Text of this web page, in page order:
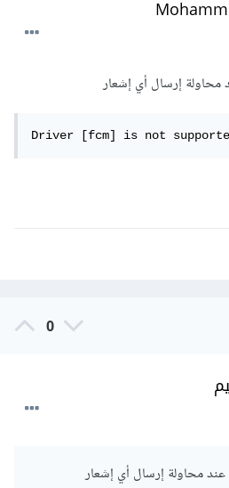
إرسال أي إشعار
Driver [fcm] is not
0
محاولة إرسال أي إشعار